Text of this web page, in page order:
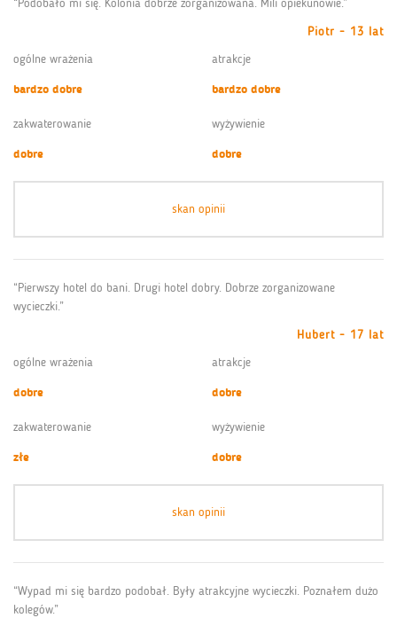
Piotr - 13 lat
ogólne wrażenia
bardzo dobre
atrakcje
bardzo dobre
zakwaterowanie
dobre
wyżywienie
dobre
skan opinii
“Pierwszy hotel do bani. Drugi hotel dobry. Dobrze zorganizowane
wycieczki.”
Hubert - 17 lat
ogólne wrażenia
dobre
atrakcje
dobre
zakwaterowanie
złe
wyżywienie
dobre
skan opinii
“Wypad mi się bardzo podobał. Były atrakcyjne wycieczki. Poznałem dużo
kolegów.”